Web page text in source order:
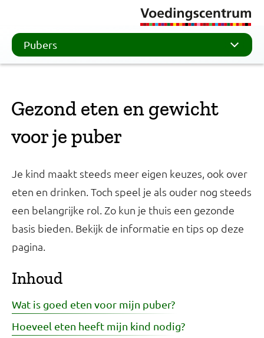
Pubers
Gezond eten en gewicht
voor je puber
Je kind maakt steeds meer eigen keuzes, ook over
eten en drinken. Toch speel je als ouder nog steeds
een belangrijke rol. Zo kun je thuis een gezonde
basis bieden. Bekijk de informatie en tips op deze
pagina.
Inhoud
Wat is goed eten voor mijn puber?
Hoeveel eten heeft mijn kind nodig?